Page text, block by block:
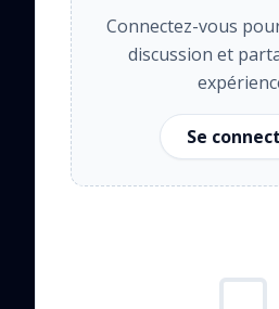
Connectez-vous
discussion et
Se